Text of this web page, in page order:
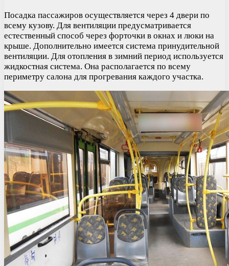
Посадка пассажиров осуществляется через 4 двери по
всему кузову. Для вентиляции предусматривается
естественный способ через форточки в окнах и люки на
крыше. Дополнительно имеется система принудительной
вентиляции. Для отопления в зимний период используется
жидкостная система. Она располагается по всему
периметру салона для прогревания каждого участка.